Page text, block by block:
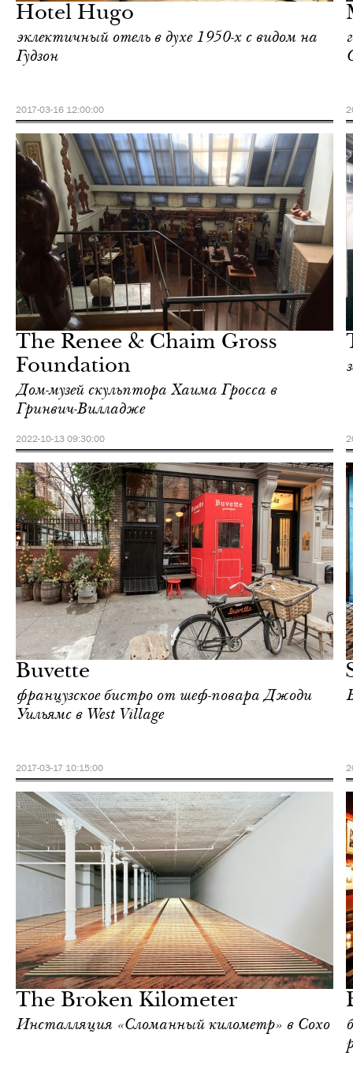
Hotel Hugo
эклектичный отель в духе 1950-х c видом на
Гудзон
2017-03-16 12:00:00
The Renee & Chaim Gross
Foundation
Дом-музей скульптора Хаима Гросса в
Гринвич-Вилладже
2022-10-13 09:30:00
среда
Йорк
Buvette
французское бистро от шеф-повара Джоди
Уильямс в West Village
2017-03-17 10:15:00
Йорк
The Broken Kilometer
Инсталляция «Сломанный километр» в Сохо
жизнь
Йорк